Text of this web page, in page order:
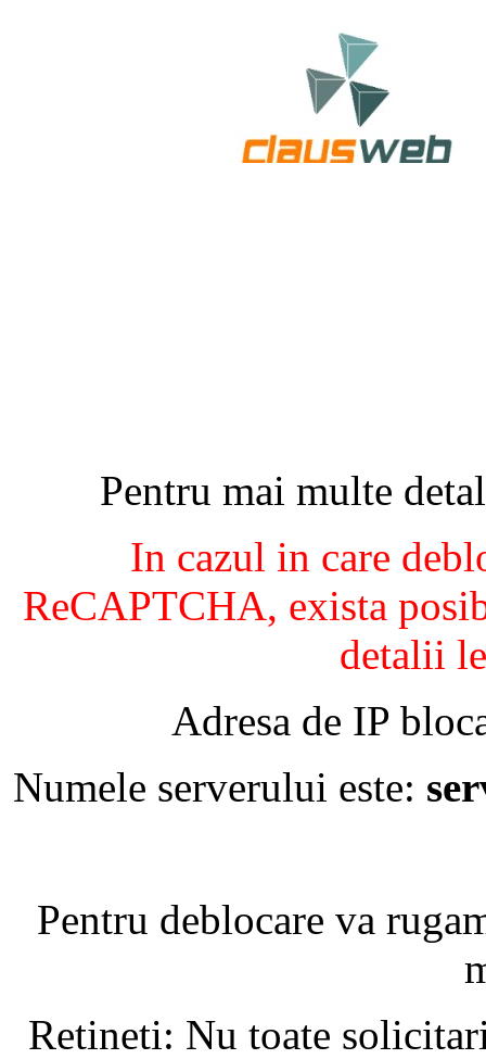
Pentru mai multe
In cazul in care
ReCAPTCHA, exista
detalii
Adresa de IP
Numele serverului este:
Pentru deblocare va
Retineti: Nu toate